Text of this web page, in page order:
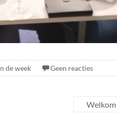
de week Geen reacties